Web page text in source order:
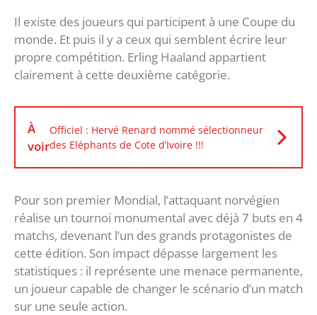
Il existe des joueurs qui participent à une Coupe du
monde. Et puis il y a ceux qui semblent écrire leur
propre compétition. Erling Haaland appartient
clairement à cette deuxième catégorie.
À
voir
Officiel : Hervé Renard nommé sélectionneur
des Eléphants de Cote d’Ivoire !!!
Pour son premier Mondial, l’attaquant norvégien
réalise un tournoi monumental avec déjà 7 buts en 4
matchs, devenant l’un des grands protagonistes de
cette édition. Son impact dépasse largement les
statistiques : il représente une menace permanente,
un joueur capable de changer le scénario d’un match
sur une seule action.